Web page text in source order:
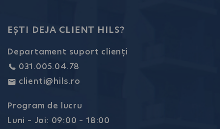
EȘTI DEJA CLIENT HILS?
Departament suport clienți
031.005.04.78
clienti@hils.ro
Program de lucru
Luni – Joi: 09:00 – 18:00